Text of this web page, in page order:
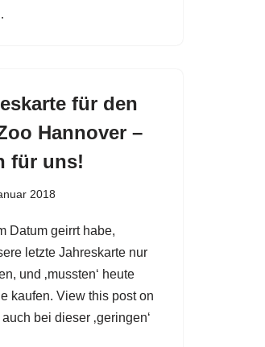
für den
Hannover –
für uns!
2018
Datum geirrt habe,
letzte Jahreskarte nur
und ‚mussten‘ heute
kaufen. View this post on
bei dieser ‚geringen‘